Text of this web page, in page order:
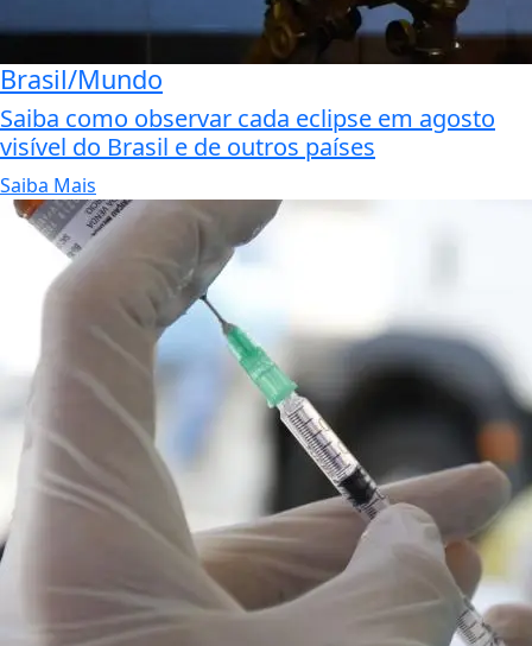
Brasil/Mundo
Saiba como observar cada eclipse em agosto
visível do Brasil e de outros países
Saiba Mais